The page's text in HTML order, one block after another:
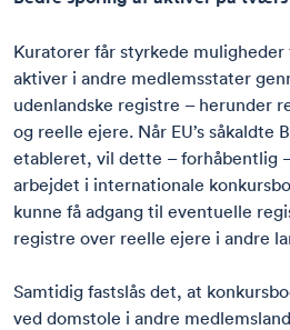
Kuratorer får styrkede
aktiver i andre medlemsstater
udenlandske registre – herunder
og reelle ejere. Når EU’s såkaldte
etableret, vil dette – forhåbentlig
arbejdet i internationale
kunne få adgang til eventuelle
registre over reelle ejere i andre
Samtidig fastslås det, at
ved domstole i andre